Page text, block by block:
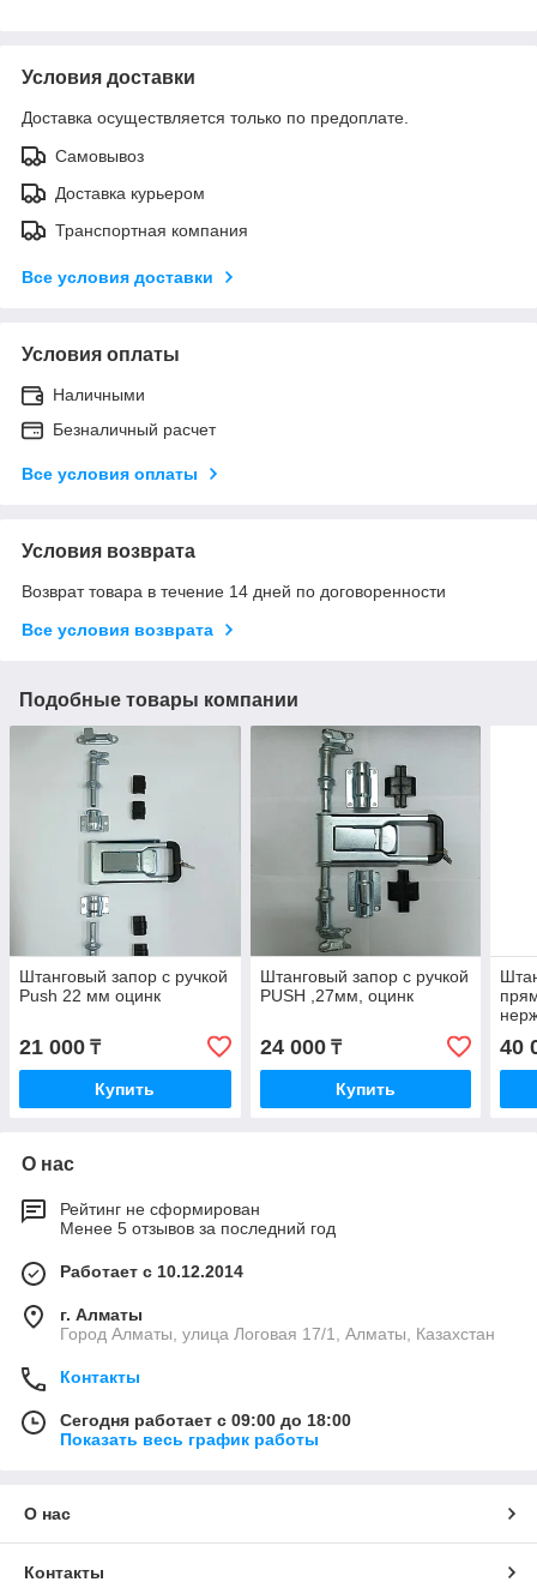
Условия доставки
Доставка осуществляется только по предоплате.
Самовывоз
Доставка курьером
Транспортная компания
Все условия доставки
Условия оплаты
Наличными
Безналичный расчет
Все условия оплаты
Условия возврата
Возврат товара в течение 14 дней по договоренности
Все условия возврата
Подобные товары компании
Штанговый запор с ручкой
Push 22 мм оцинк
21 000 ₸
Купить
Штанговый запор с ручкой
PUSH ,27мм, оцинк
24 000₸
Купить
40
О нас
Рейтинг не сформирован
Менее 5 отзывов за последний год
Работает с 10.12.2014
г. Алматы
Город Алматы, улица Логовая 17/1, Алматы, Казахстан
Контакты
Сегодня работает с 09:00 до 18:00
Показать весь график работы
О нас
Контакты